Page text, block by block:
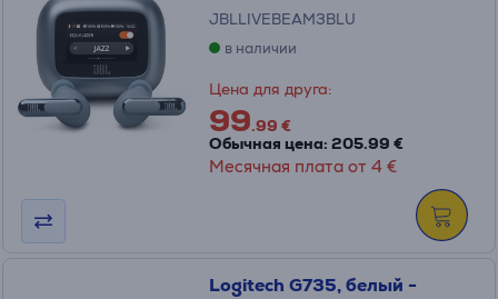
JBLLIVEBEAM3BLU
в наличии
Цена для друга:
99.99 €
Обычная цена: 205.99 €
Месячная плата от 4 €
Logitech G735, белый -